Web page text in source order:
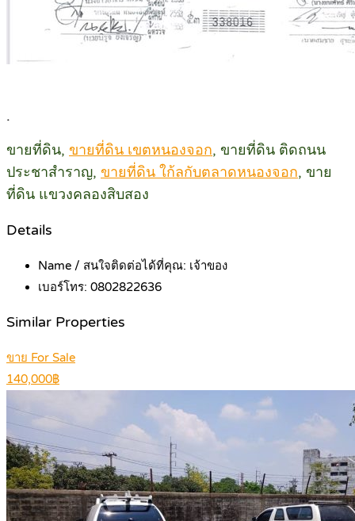
.
ขายที่ดิน, ขายที่ดิน เขตหนองจอก, ขายที่ดิน ติดถนน
ประชาสำราญ, ขายที่ดิน ใก้ลกับตลาดหนองจอก, ขาย
ที่ดิน แขวงคลองสิบสอง
Details
Name / สนใจติดต่อได้ที่คุณ: เจ้าของ
เบอร์โทร: 0802822636
Similar Properties
ขาย For Sale
140,000฿